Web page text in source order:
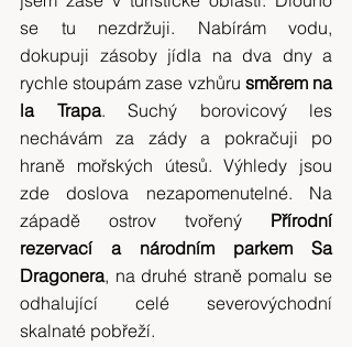
se tu nezdržuji. Nabírám vodu,
dokupuji zásoby jídla na dva dny a
rychle stoupám zase vzhůru směrem na
la Trapa. Suchý borovicový les
nechávám za zády a pokračuji po
hraně mořských útesů. Výhledy jsou
zde doslova nezapomenutelné. Na
západě ostrov tvořený Přírodní
rezervací a národním parkem Sa
Dragonera, na druhé straně pomalu se
odhalující celé severovýchodní
skalnaté pobřeží.